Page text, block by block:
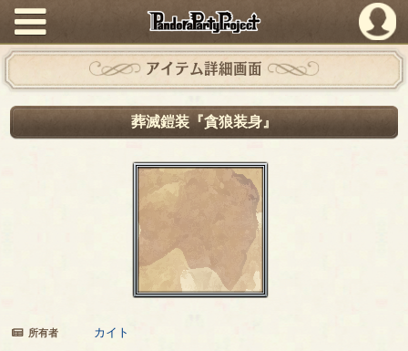
PandoraPartyProject
アイテム詳細画面
葬滅鎧装『貪狼装身』
所有者 カイト